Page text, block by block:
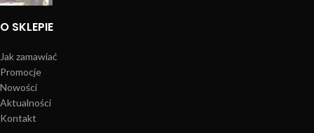
O SKLEPIE
Jak zamawiać
Promocje
Nowości
Aktualności
Kontakt